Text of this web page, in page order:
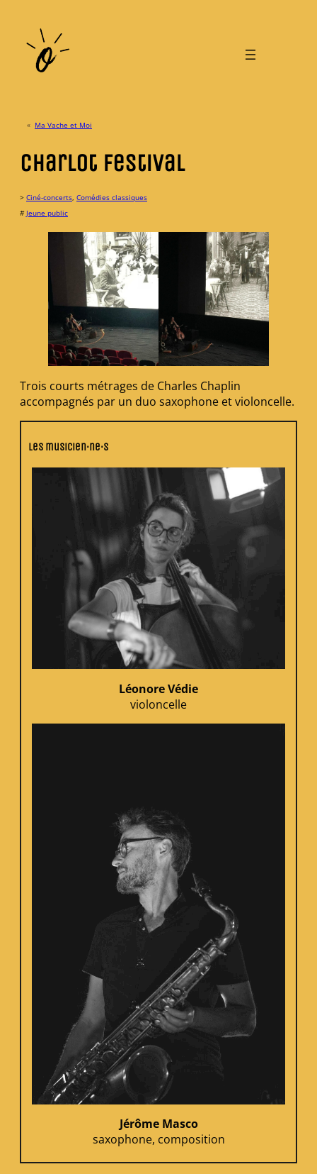
contenu
« Ma Vache et Moi
Charlot Festival
> Ciné-concerts, Comédies classiques
# Jeune public
Trois courts métrages de Charles Chaplin
accompagnés par un duo saxophone et violoncelle.
Les musicien·ne·s
Léonore Védie
violoncelle
Jérôme Masco
saxophone, composition